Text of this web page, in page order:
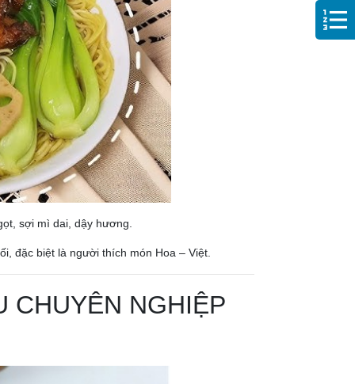
sợi mì dai, dậy hương.
đặc biệt là người thích món Hoa – Việt.
CHUYÊN NGHIỆP